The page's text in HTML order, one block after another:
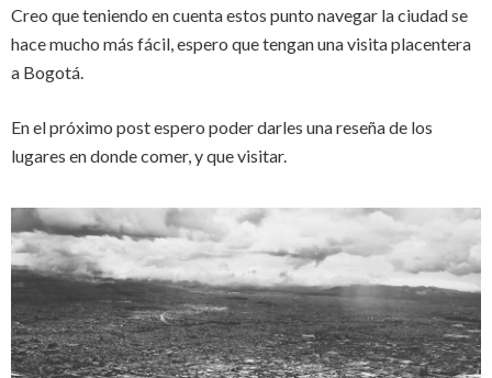
Creo que teniendo en cuenta estos punto navegar la ciudad se
hace mucho más fácil, espero que tengan una visita placentera
a Bogotá.
En el próximo post espero poder darles una reseña de los
lugares en donde comer, y que visitar.